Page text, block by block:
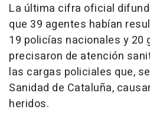
La última cifra oficial
que 39 agentes habían
19 policías nacionales y 20
precisaron de atención
las cargas policiales que,
Sanidad de Cataluña,
heridos.